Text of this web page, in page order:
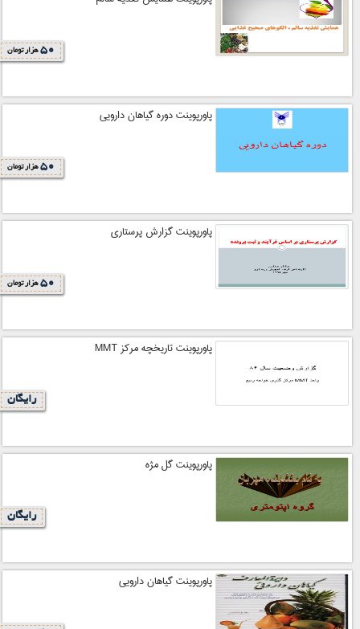
50 هزار تومان
پاورپوینت دوره گیاهان دارویی
50 هزار تومان
پاورپوینت گزارش پرستاری
50 هزار تومان
پاورپوینت تاريخچه مركز MMT
رایگان
پاورپوینت گل مژه
رایگان
پاورپوینت گیاهان دارویی